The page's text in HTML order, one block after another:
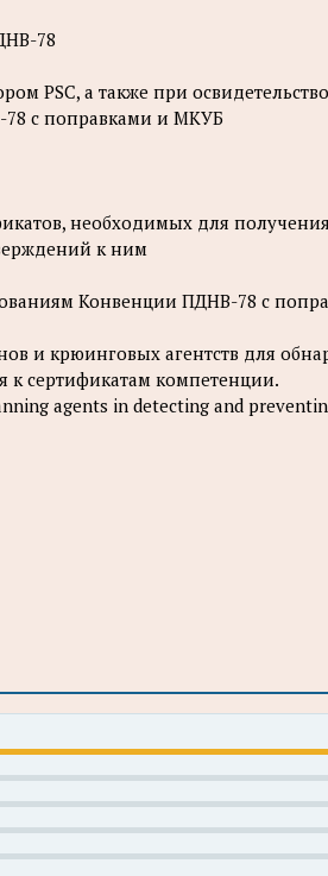
78
PSC, а также при
78 с поправками и МКУБ
необходимых для
к ним
Конвенции ПДНВ-78 с
и крюинговых агентств для
к сертификатам компетенции.
agents in detecting and